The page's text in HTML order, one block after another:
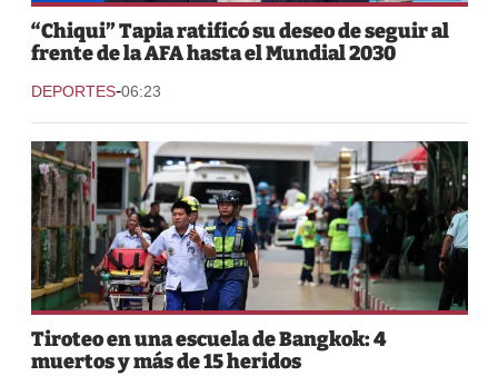
“Chiqui” Tapia ratificó su deseo de seguir al
frente de la AFA hasta el Mundial 2030
DEPORTES-06:23
Tiroteo en una escuela de Bangkok: 4
muertos y más de 15 heridos